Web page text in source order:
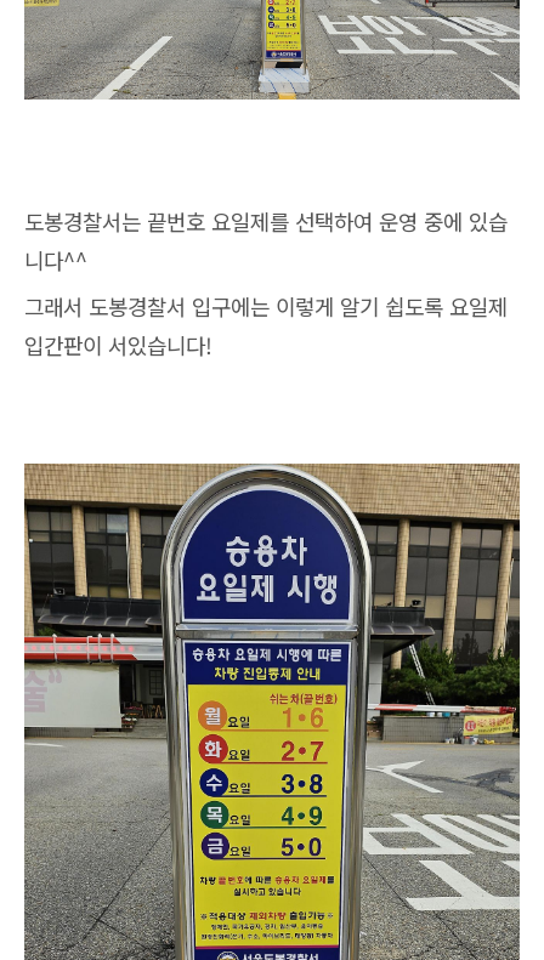
도봉경찰서는 끝번호 요일제를 선택하여 운영 중에 있습
니다^^
그래서 도봉경찰서 입구에는 이렇게 알기 쉽도록 요일제
입간판이 서있습니다!